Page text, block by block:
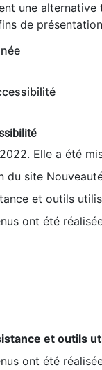
une alternative
de
Elle a été
du site
et outils
ont été
et outils
ont été